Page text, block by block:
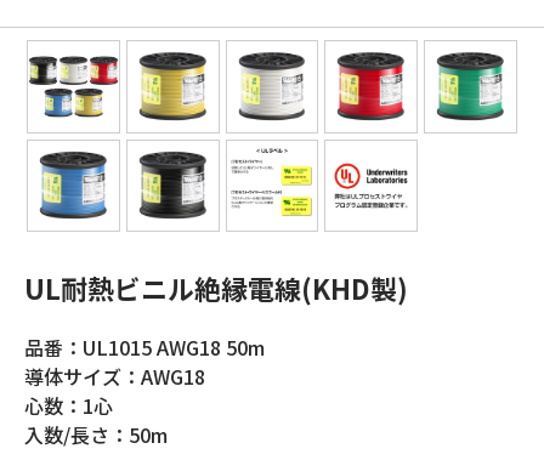
UL耐熱ビニル絶縁電線(KHD製)
品番：UL1015 AWG18 50m
導体サイズ：AWG18
心数：1心
入数/長さ：50m